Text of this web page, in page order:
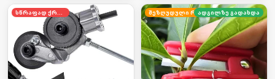
სწრაფად ქრება შეზღუდული რაოდენობა
ადგილზე გადახდა